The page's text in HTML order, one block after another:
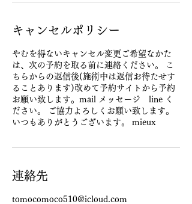
キャンセルポリシー
やむを得ないキャンセル変更ご希望なかた
は、次の予約を取る前に連絡ください。 こ
ちらからの返信後(施術中は返信お待たせす
ることあります)改めて予約サイトから予約
お願い致します。mail メッセージ line く
ださい。 ご協力よろしくお願い致します。
いつもありがとうございます。 mieux
連絡先
tomocomoco510@icloud.com